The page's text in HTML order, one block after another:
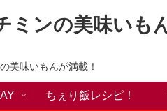
ミンの美味いも
美味いもんが満載！
ちぇり飯レシピ！